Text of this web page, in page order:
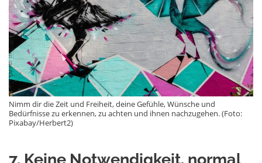
Nimm dir die Zeit und Freiheit, deine Gefühle, Wünsche und
Bedürfnisse zu erkennen, zu achten und ihnen nachzugehen. (Foto:
Pixabay/Herbert2)
7. Keine Notwendigkeit, normal